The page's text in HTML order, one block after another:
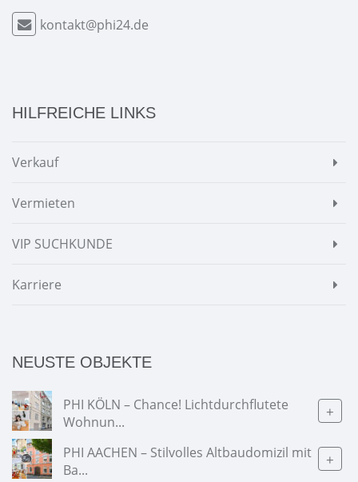
kontakt@phi24.de
HILFREICHE LINKS
Verkauf
Vermieten
VIP SUCHKUNDE
Karriere
NEUSTE OBJEKTE
PHI KÖLN – Chance! Lichtdurchflutete
Wohnun...
+
PHI AACHEN – Stilvolles Altbaudomizil mit
Ba...
+